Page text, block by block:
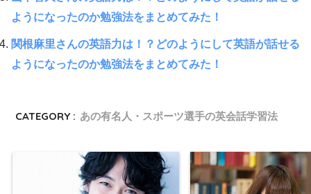
ようになったのか勉強法をまとめてみた！
関根麻里さんの英語力は！？どのようにして英語が話せる
ようになったのか勉強法をまとめてみた！
CATEGORY : あの有名人・スポーツ選手の英会話学習法